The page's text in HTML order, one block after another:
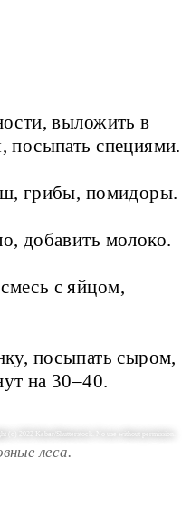
выложить в
посыпать специями.
грибы, помидоры.
добавить молоко.
с яйцом,
посыпать сыром,
на 30–40.
(c) 2022 Kabar/Shutterstock. No use without permission.
леса.